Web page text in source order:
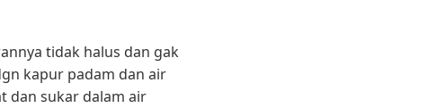
tidak halus dan gak
kapur padam dan air
dan sukar dalam air